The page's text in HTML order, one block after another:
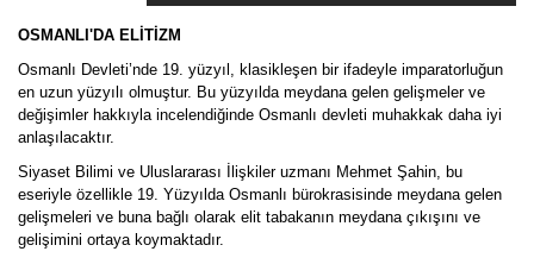
OSMANLI'DA ELİTİZM
Osmanlı Devleti’nde 19. yüzyıl, klasikleşen bir ifadeyle imparatorluğun
en uzun yüzyılı olmuştur. Bu yüzyılda meydana gelen gelişmeler ve
değişimler hakkıyla incelendiğinde Osmanlı devleti muhakkak daha iyi
anlaşılacaktır.
Siyaset Bilimi ve Uluslararası İlişkiler uzmanı Mehmet Şahin, bu
eseriyle özellikle 19. Yüzyılda Osmanlı bürokrasisinde meydana gelen
gelişmeleri ve buna bağlı olarak elit tabakanın meydana çıkışını ve
gelişimini ortaya koymaktadır.